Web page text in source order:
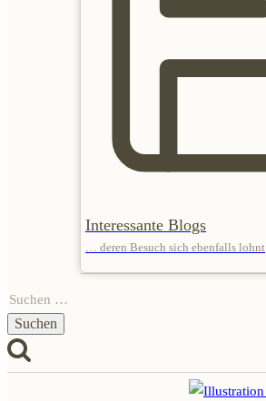
Interessante Blogs
… deren Besuch sich ebenfalls lohnt
Suchen
nach: